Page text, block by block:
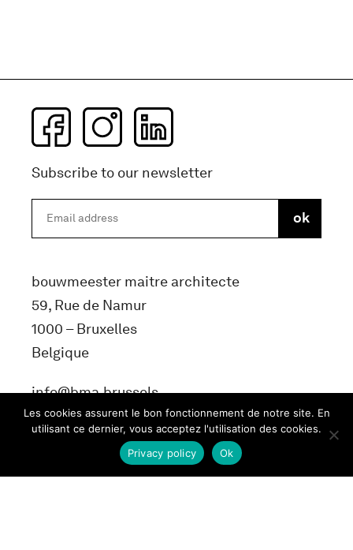
Subscribe to our newsletter
bouwmeester maitre architecte
59, Rue de Namur
1000 – Bruxelles
Belgique
info@bma.brussels
Les cookies assurent le bon fonctionnement de notre site. En
utilisant ce dernier, vous acceptez l'utilisation des cookies.
Ok
Privacy policy